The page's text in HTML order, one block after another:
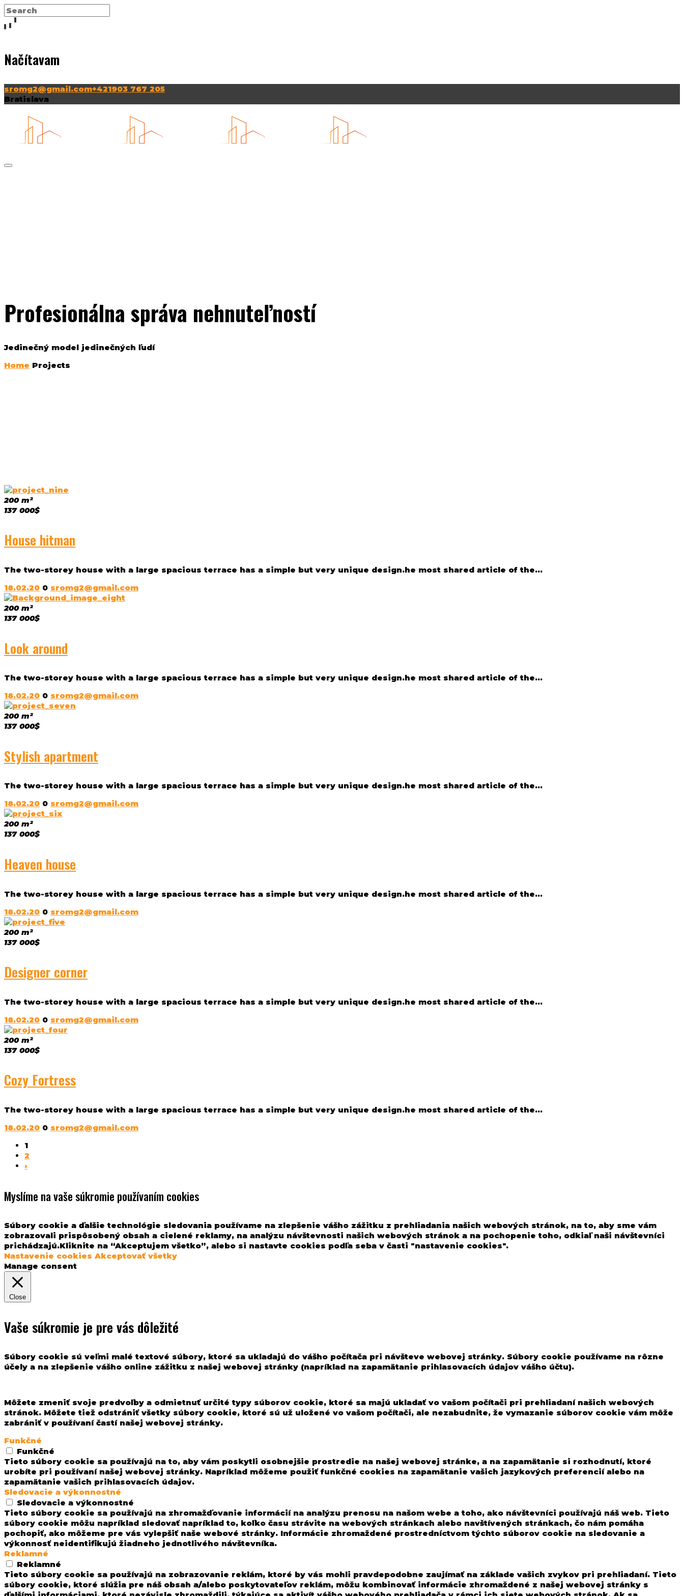
Načítavam
sromg2@gmail.com+421903 767 205
Bratislava
Profesionálna správa nehnuteľností
Jedinečný model jedinečných ľudí
Home Projects
200 m²
137 000$
House hitman
The two-storey house with a large spacious terrace has a simple but very unique design.he most shared article of the...
18.02.20 0 sromg2@gmail.com
200 m²
137 000$
Look around
The two-storey house with a large spacious terrace has a simple but very unique design.he most shared article of the...
18.02.20 0 sromg2@gmail.com
200 m²
137 000$
Stylish apartment
The two-storey house with a large spacious terrace has a simple but very unique design.he most shared article of the...
18.02.20 0 sromg2@gmail.com
200 m²
137 000$
Heaven house
The two-storey house with a large spacious terrace has a simple but very unique design.he most shared article of the...
18.02.20 0 sromg2@gmail.com
200 m²
137 000$
Designer corner
The two-storey house with a large spacious terrace has a simple but very unique design.he most shared article of the...
18.02.20 0 sromg2@gmail.com
200 m²
137 000$
Cozy Fortress
The two-storey house with a large spacious terrace has a simple but very unique design.he most shared article of the...
18.02.20 0 sromg2@gmail.com
1
2
›
Myslíme na vaše súkromie používaním cookies
Súbory cookie a ďalšie technológie sledovania používame na zlepšenie vášho zážitku z prehliadania našich webových stránok, na to, aby sme vám
zobrazovali prispôsobený obsah a cielené reklamy, na analýzu návštevnosti našich webových stránok a na pochopenie toho, odkiaľ naši návštevníci
prichádzajú.Kliknite na “Akceptujem všetko”, alebo si nastavte cookies podľa seba v časti "nastavenie cookies".
Nastavenie cookies Akceptovať všetky
Manage consent
Close
Vaše súkromie je pre vás dôležité
Súbory cookie sú veľmi malé textové súbory, ktoré sa ukladajú do vášho počítača pri návšteve webovej stránky. Súbory cookie používame na rôzne
účely a na zlepšenie vášho online zážitku z našej webovej stránky (napríklad na zapamätanie prihlasovacích údajov vášho účtu).
Môžete zmeniť svoje predvoľby a odmietnuť určité typy súborov cookie, ktoré sa majú ukladať vo vašom počítači pri prehliadaní našich webových
stránok. Môžete tiež odstrániť všetky súbory cookie, ktoré sú už uložené vo vašom počítači, ale nezabudnite, že vymazanie súborov cookie vám môže
zabrániť v používaní častí našej webovej stránky.
Funkčné
Funkčné
Tieto súbory cookie sa používajú na to, aby vám poskytli osobnejšie prostredie na našej webovej stránke, a na zapamätanie si rozhodnutí, ktoré
urobíte pri používaní našej webovej stránky. Napríklad môžeme použiť funkčné cookies na zapamätanie vašich jazykových preferencií alebo na
zapamätanie vašich prihlasovacích údajov.
Sledovacie a výkonnostné
Sledovacie a výkonnostné
Tieto súbory cookie sa používajú na zhromažďovanie informácií na analýzu prenosu na našom webe a toho, ako návštevníci používajú náš web. Tieto
súbory cookie môžu napríklad sledovať napríklad to, koľko času strávite na webových stránkach alebo navštívených stránkach, čo nám pomáha
pochopiť, ako môžeme pre vás vylepšiť naše webové stránky. Informácie zhromaždené prostredníctvom týchto súborov cookie na sledovanie a
výkonnosť neidentifikujú žiadneho jednotlivého návštevníka.
Reklamné
Reklamné
Tieto súbory cookie sa používajú na zobrazovanie reklám, ktoré by vás mohli pravdepodobne zaujímať na základe vašich zvykov pri prehliadaní. Tieto
súbory cookie, ktoré slúžia pre náš obsah a/alebo poskytovateľov reklám, môžu kombinovať informácie zhromaždené z našej webovej stránky s